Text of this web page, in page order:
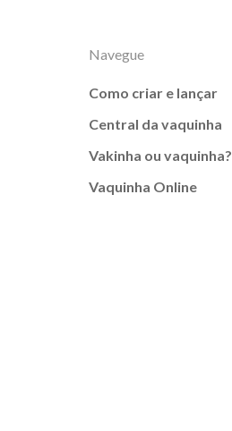
Navegue
Como criar e lançar
Central da vaquinha
Vakinha ou vaquinha?
Vaquinha Online